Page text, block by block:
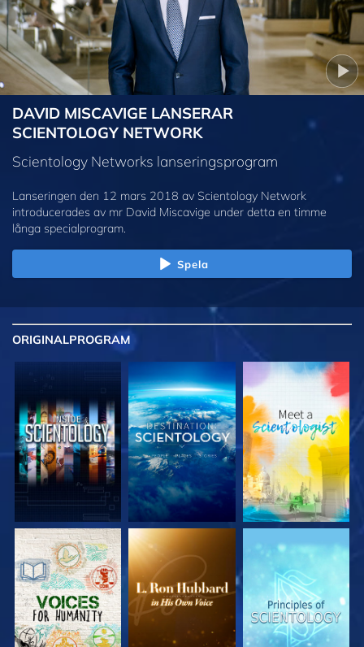
DAVID MISCAVIGE LANSERAR
SCIENTOLOGY NETWORK
Scientology Networks lanseringsprogram
Lanseringen den 12 mars 2018 av Scientology Network
introducerades av mr David Miscavige under detta en timme
långa specialprogram.
Spela
ORIGINALPROGRAM
UTFORSKA
SERIEN
UTFORSKA
SERIEN
UTFORSKA
SERIEN